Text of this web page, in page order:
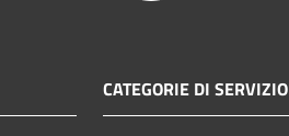
CATEGORIE DI SERVIZIO